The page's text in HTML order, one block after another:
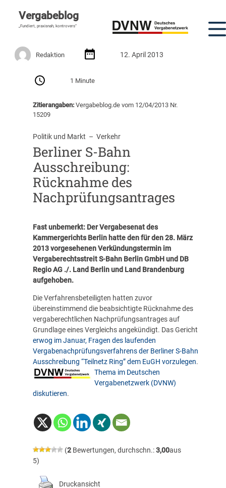
Vergabeblog
„Fundiert, praxisnah, kontrovers“
Redaktion 12. April 2013
1 Minute
Zitierangaben:Vergabeblog.de vom 12/04/2013 Nr.
15209
Politik und Markt
  –
Verkehr
Berliner S-Bahn
Ausschreibung:
Rücknahme des
Nachprüfungsantrages
Fast unbemerkt: Der Vergabesenat des
Kammergerichts Berlin hatte den für den 28. März
2013 vorgesehenen Verkündungstermin im
Vergaberechtsstreit S-Bahn Berlin GmbH und DB
Regio AG ./. Land Berlin und Land Brandenburg
aufgehoben.
Die Verfahrensbeteiligten hatten zuvor
übereinstimmend die beabsichtigte Rücknahme des
vergaberechtlichen Nachprüfungsantrages auf
Grundlage eines Vergleichs angekündigt. Das Gericht
erwog im Januar, Fragen des laufenden
Vergabenachprüfungsverfahrens der Berliner S-Bahn
Ausschreibung “Teilnetz Ring” dem EuGH vorzulegen.
Thema im Deutschen
Vergabenetzwerk (DVNW)
diskutieren.
(2Bewertungen, durchschn.:3,00aus
5)
Druckansicht